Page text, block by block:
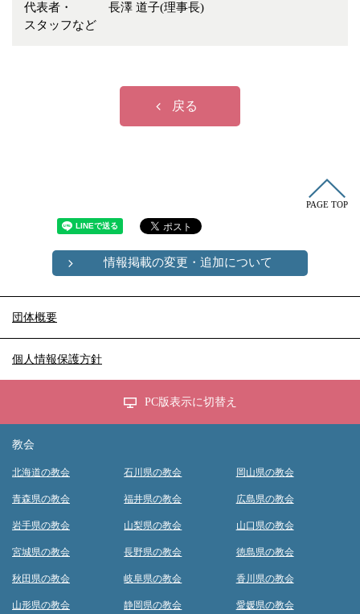
フリーワード
代表者・
スタッフなど
長澤 道子(理事長)
戻る
PAGE TOP
情報掲載の変更・追加について
団体概要
個人情報保護方針
PC版表示に切替え
教会
北海道の教会
青森県の教会
岩手県の教会
宮城県の教会
秋田県の教会
山形県の教会
石川県の教会
福井県の教会
山梨県の教会
長野県の教会
岐阜県の教会
静岡県の教会
岡山県の教会
広島県の教会
山口県の教会
徳島県の教会
香川県の教会
愛媛県の教会